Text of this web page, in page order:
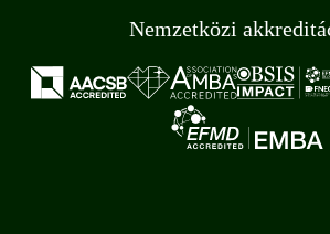
Nemzetközi